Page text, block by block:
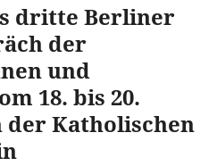
dritte Berliner
der
und
18. bis 20.
der Katholischen